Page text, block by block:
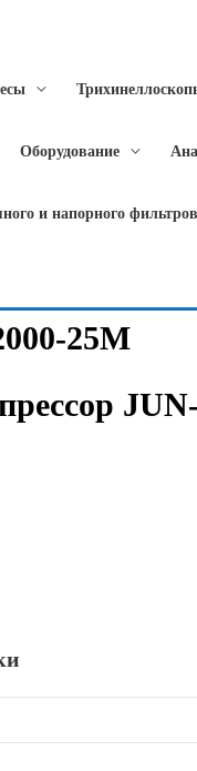
Оборудование
и напорного
25M